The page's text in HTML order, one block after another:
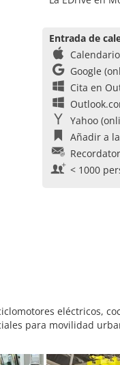
Entrada de
Google
Cita en
Yahoo
Añadir a
< 1000
eléctricos,
para movilidad